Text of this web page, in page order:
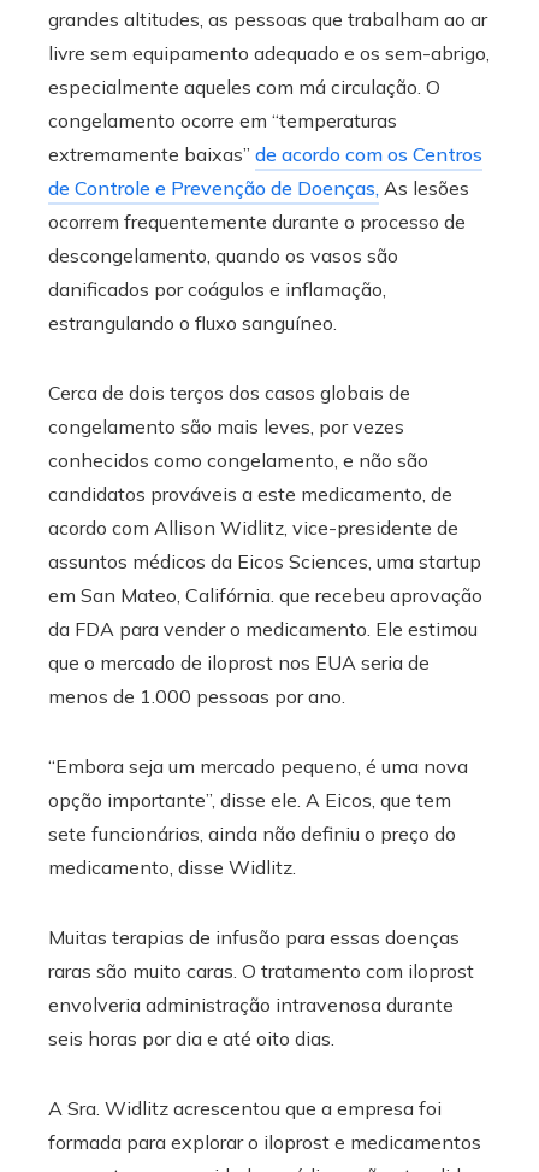
grandes altitudes, as pessoas que trabalham ao ar
livre sem equipamento adequado e os sem-abrigo,
especialmente aqueles com má circulação. O
congelamento ocorre em “temperaturas
extremamente baixas” de acordo com os Centros
de Controle e Prevenção de Doenças, As lesões
ocorrem frequentemente durante o processo de
descongelamento, quando os vasos são
danificados por coágulos e inflamação,
estrangulando o fluxo sanguíneo.
Cerca de dois terços dos casos globais de
congelamento são mais leves, por vezes
conhecidos como congelamento, e não são
candidatos prováveis ​​a este medicamento, de
acordo com Allison Widlitz, vice-presidente de
assuntos médicos da Eicos Sciences, uma startup
em San Mateo, Califórnia. que recebeu aprovação
da FDA para vender o medicamento. Ele estimou
que o mercado de iloprost nos EUA seria de
menos de 1.000 pessoas por ano.
“Embora seja um mercado pequeno, é uma nova
opção importante”, disse ele. A Eicos, que tem
sete funcionários, ainda não definiu o preço do
medicamento, disse Widlitz.
Muitas terapias de infusão para essas doenças
raras são muito caras. O tratamento com iloprost
envolveria administração intravenosa durante
seis horas por dia e até oito dias.
A Sra. Widlitz acrescentou que a empresa foi
formada para explorar o iloprost e medicamentos